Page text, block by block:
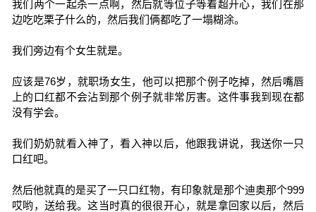
我们两个一起杀一点啊，然后就等位子等着超开心，我们在那
边吃吃栗子什么的，然后我们俩都吃了一塌糊涂。
我们旁边有个女生就是。
应该是76岁，就职场女生，他可以把那个例子吃掉，然后嘴唇
上的口红都不会沾到那个例子就非常厉害。这件事我到现在都
没有学会。
我们奶奶就看入神了，看入神以后，他跟我讲说，我送你一只
口红吧。
然后他就真的是买了一只口红物，有印象就是那个迪奥那个999
哎哟，送给我。这当时真的很很开心，就是拿回家以后，然后